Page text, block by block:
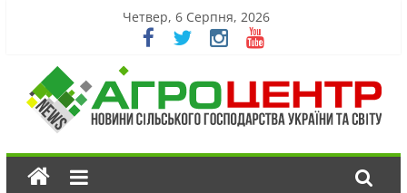
Четвер, 6 Серпня, 2026